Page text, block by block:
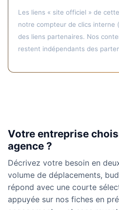
Les liens « site officiel » de
notre compteur de clics
des liens partenaires. Nos
restent indépendants des
Votre entreprise
agence ?
Décrivez votre besoin en
volume de déplacements,
répond avec une courte
appuyée sur nos fiches en